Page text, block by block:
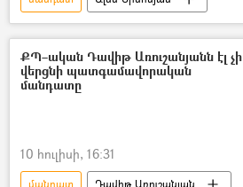
ԱԺ (Ազգային ժողով)
Ազգային ժողովի ընտրություններ
ՔՊ–ական Դավիթ Առուշանյանն էլ չի
վերցնի պատգամավորական
մանդատը
10 հուլիսի, 16:31
մանդատ
Դավիթ Առուշանյան